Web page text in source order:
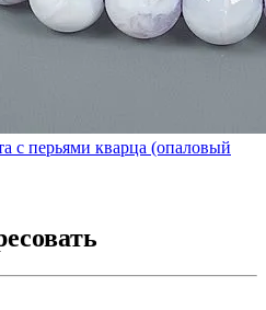
с перьями кварца (опаловый